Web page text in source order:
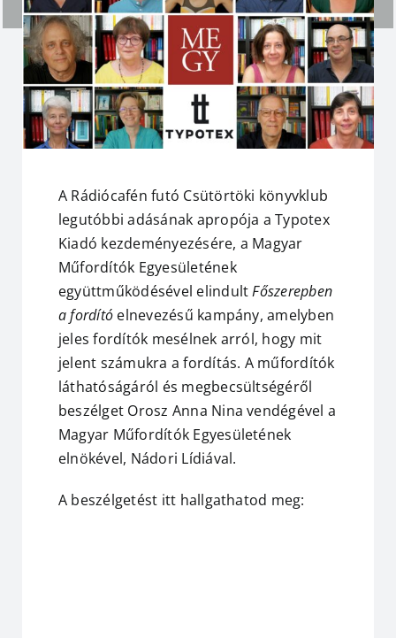
A Rádiócafén futó Csütörtöki könyvklub
legutóbbi adásának apropója aTypotex
Kiadó kezdeményezésére, a Magyar
Műfordítók Egyesületének
együttműködésével elindultFőszerepben
a fordító elnevezésű kampány, amelyben
jeles fordítók mesélnek arról, hogy mit
jelent számukra a fordítás. A műfordítók
láthatóságáról és megbecsültségéről
beszélget Orosz Anna Nina vendégével a
Magyar Műfordítók Egyesületének
elnökével, Nádori Lídiával.
A beszélgetést itt hallgathatod meg: